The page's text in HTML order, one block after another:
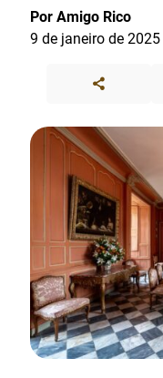
Por Amigo Rico
9 de janeiro de 2025